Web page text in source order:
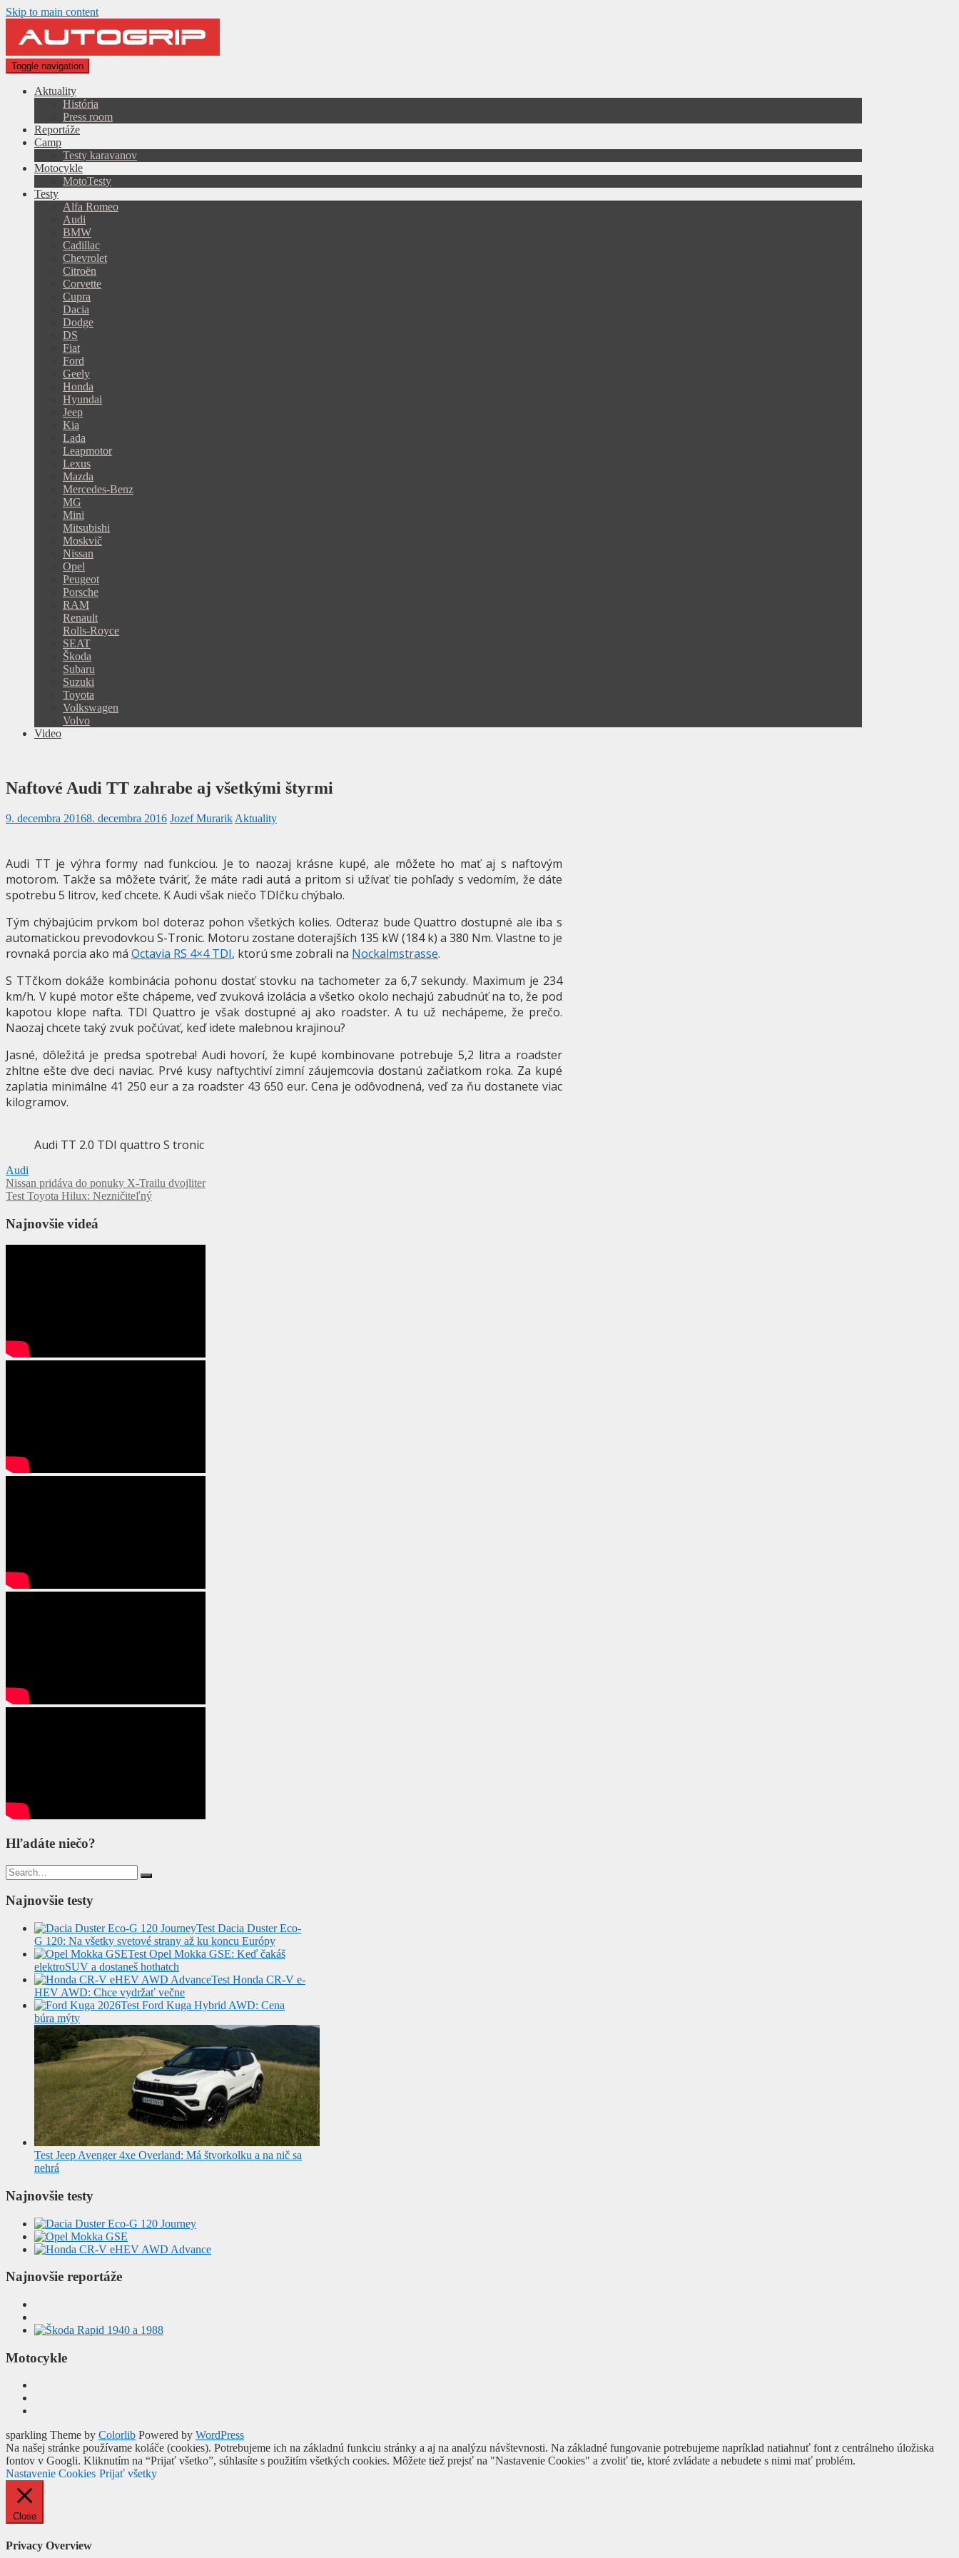
Skip to main content
Toggle navigation
Aktuality
História
Press room
Reportáže
Camp
Testy karavanov
Motocykle
MotoTesty
Testy
Alfa Romeo
Audi
BMW
Cadillac
Chevrolet
Citroën
Corvette
Cupra
Dacia
Dodge
DS
Fiat
Ford
Geely
Honda
Hyundai
Jeep
Kia
Lada
Leapmotor
Lexus
Mazda
Mercedes-Benz
MG
Mini
Mitsubishi
Moskvič
Nissan
Opel
Peugeot
Porsche
RAM
Renault
Rolls-Royce
SEAT
Škoda
Subaru
Suzuki
Toyota
Volkswagen
Volvo
Video
Naftové Audi TT zahrabe aj všetkými štyrmi
9. decembra 20168. decembra 2016 Jozef Murarik Aktuality
Audi TT je výhra formy nad funkciou. Je to naozaj krásne kupé, ale môžete ho mať aj s naftovým
motorom. Takže sa môžete tváriť, že máte radi autá a pritom si užívať tie pohľady s vedomím, že dáte
spotrebu 5 litrov, keď chcete. K Audi však niečo TDIčku chýbalo.
Tým chýbajúcim prvkom bol doteraz pohon všetkých kolies. Odteraz bude Quattro dostupné ale iba s
automatickou prevodovkou S-Tronic. Motoru zostane doterajších 135 kW (184 k) a 380 Nm. Vlastne to je
rovnaká porcia ako má Octavia RS 4×4 TDI, ktorú sme zobrali na Nockalmstrasse.
S TTčkom dokáže kombinácia pohonu dostať stovku na tachometer za 6,7 sekundy. Maximum je 234
km/h. V kupé motor ešte chápeme, veď zvuková izolácia a všetko okolo nechajú zabudnúť na to, že pod
kapotou klope nafta. TDI Quattro je však dostupné aj ako roadster. A tu už nechápeme, že prečo.
Naozaj chcete taký zvuk počúvať, keď idete malebnou krajinou?
Jasné, dôležitá je predsa spotreba! Audi hovorí, že kupé kombinovane potrebuje 5,2 litra a roadster
zhltne ešte dve deci naviac. Prvé kusy naftychtiví zimní záujemcovia dostanú začiatkom roka. Za kupé
zaplatia minimálne 41 250 eur a za roadster 43 650 eur. Cena je odôvodnená, veď za ňu dostanete viac
kilogramov.
Audi TT 2.0 TDI quattro S tronic
Audi
Navigácia
v
článku
Nissan pridáva do ponuky X-Trailu dvojliter
Test Toyota Hilux: Nezničiteľný
Najnovšie videá
Hľadáte niečo?
Search
for:
Najnovšie testy
Test Dacia Duster Eco-
G 120: Na všetky svetové strany až ku koncu Európy
Test Opel Mokka GSE: Keď čakáš
elektroSUV a dostaneš hothatch
Test Honda CR-V e-
HEV AWD: Chce vydržať večne
Test Ford Kuga Hybrid AWD: Cena
búra mýty
Test Jeep Avenger 4xe Overland: Má štvorkolku a na nič sa
nehrá
Najnovšie testy
Najnovšie reportáže
Motocykle
sparkling Theme by Colorlib Powered by WordPress
Na našej stránke používame koláče (cookies). Potrebujeme ich na základnú funkciu stránky a aj na analýzu návštevnosti. Na základné fungovanie potrebujeme napríklad natiahnuť font z centrálneho úložiska
fontov v Googli. Kliknutím na “Prijať všetko”, súhlasíte s použitím všetkých cookies. Môžete tiež prejsť na "Nastavenie Cookies" a zvoliť tie, ktoré zvládate a nebudete s nimi mať problém.
Nastavenie Cookies Prijať všetky
Close
Privacy Overview